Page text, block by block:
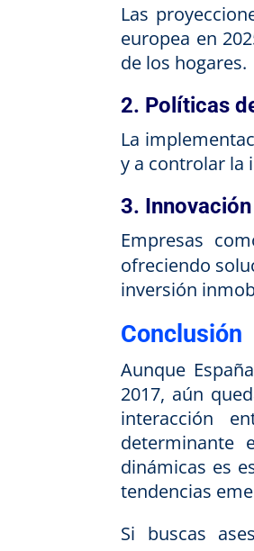
Las
europea en
de los hogares.
2. Políticas
La
y a controlar la
3.
Empresas
ofreciendo
inversión
Conclusión
Aunque
2017, aún
interacción
determinante
dinámicas es
tendencias
Si buscas